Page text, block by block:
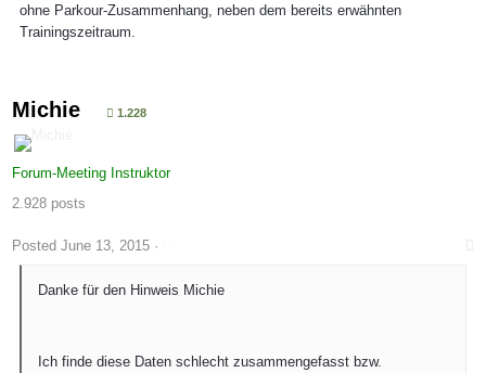
ohne Parkour-Zusammenhang, neben dem bereits erwähnten
Trainingszeitraum.
Michie 1.228
Forum-Meeting Instruktor
2.928 posts
Posted June 13, 2015 ·
Danke für den Hinweis Michie
Ich finde diese Daten schlecht zusammengefasst bzw.